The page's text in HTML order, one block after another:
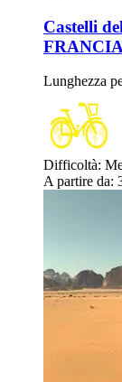
Castelli
FRANCIA
Lunghezza
Difficoltà:
A partire da: